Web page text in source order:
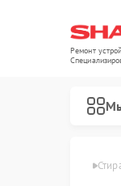
Ремонт
в Иркутске